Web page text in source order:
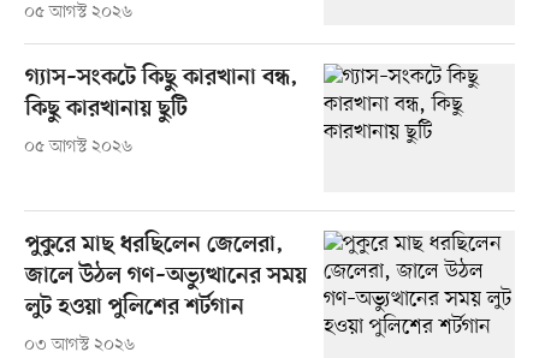
০৫ আগস্ট ২০২৬
গ্যাস–সংকটে কিছু কারখানা বন্ধ,
কিছু কারখানায় ছুটি
০৫ আগস্ট ২০২৬
পুকুরে মাছ ধরছিলেন জেলেরা,
জালে উঠল গণ–অভ্যুত্থানের সময়
লুট হওয়া পুলিশের শর্টগান
০৩ আগস্ট ২০২৬